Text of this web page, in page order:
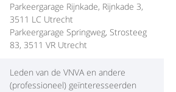
Parkeergarage Rijnkade, Rijnkade 3,
3511 LC Utrecht
Parkeergarage Springweg, Strosteeg
83, 3511 VR Utrecht
Leden van de VNVA en andere
(professioneel) geïnteresseerden